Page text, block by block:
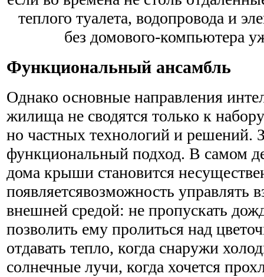
теплого туалета, водопровода и
без домового-компьютера
Функциональный ансамбль
Однако основные направления
жилища не сводятся только к
но частных технологий и решений.
функциональный подход. В самом
дома крыши становится
появляетсявозможность управлять
внешней средой: не пропускать
позволить ему пролиться над
отдавать тепло, когда снаружи
солнечные лучи, когда хочется